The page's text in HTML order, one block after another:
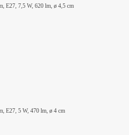
E27, 7,5 W, 620 lm, ø 4,5 cm
E27, 5 W, 470 lm, ø 4 cm